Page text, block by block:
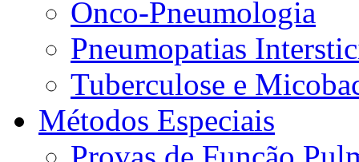
Onco-Pneumologia
Pneumopatias
Tuberculose e
Métodos Especiais